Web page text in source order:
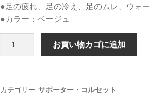
●足の疲れ、足の冷え、足のムレ、ウォ
●カラー：ベージュ
が
お買い物カゴに追加
カテゴリー: サポーター・コルセット